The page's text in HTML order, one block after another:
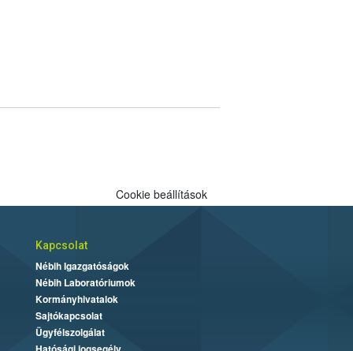
Cookie beállítások
Kapcsolat
Nébih Igazgatóságok
Nébih Laboratóriumok
Kormányhivatalok
Sajtókapcsolat
Ügyfélszolgálat